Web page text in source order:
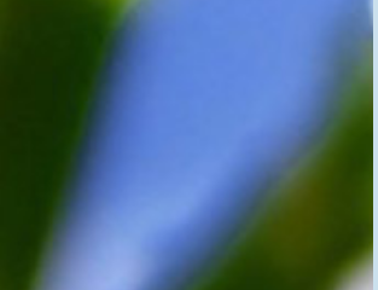
徵。☆節氣生活大暑節氣裡，
十五日的「半年節」。由於農
所以在這一天拜完神明後，全
家會一起吃「半年圓」，而
「半年圓」是用糯米磨成粉再
和上紅麵搓成的，大多會煮成
甜食來品嚐，象徵意義是團圓
與甜蜜喔！☆節氣俗諺1.「大
暑熱不透，大水風颱到」這句